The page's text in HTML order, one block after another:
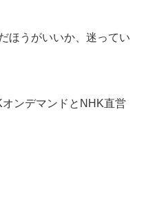
ほうがいいか、迷ってい
ンデマンドとNHK直営